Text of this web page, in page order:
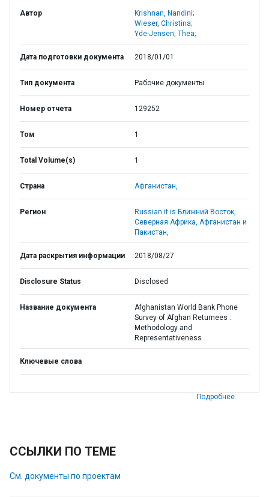
Автор
Krishnan, Nandini;
Wieser, Christina;
Yde-Jensen, Thea;
Дата подготовки документа 2018/01/01
Тип документа Рабочие документы
Номер отчета 129252
Том 1
Total Volume(s) 1
Страна Афганистан,
Регион
Russian it is Ближний Восток,
Северная Африка, Афганистан и
Пакистан,
Дата раскрытия информации 2018/08/27
Disclosure Status Disclosed
Название документа
Afghanistan World Bank Phone
Survey of Afghan Returnees :
Methodology and
Representativeness
Ключевые слова
Подробнее
ССЫЛКИ ПО ТЕМЕ
См. документы по проектам